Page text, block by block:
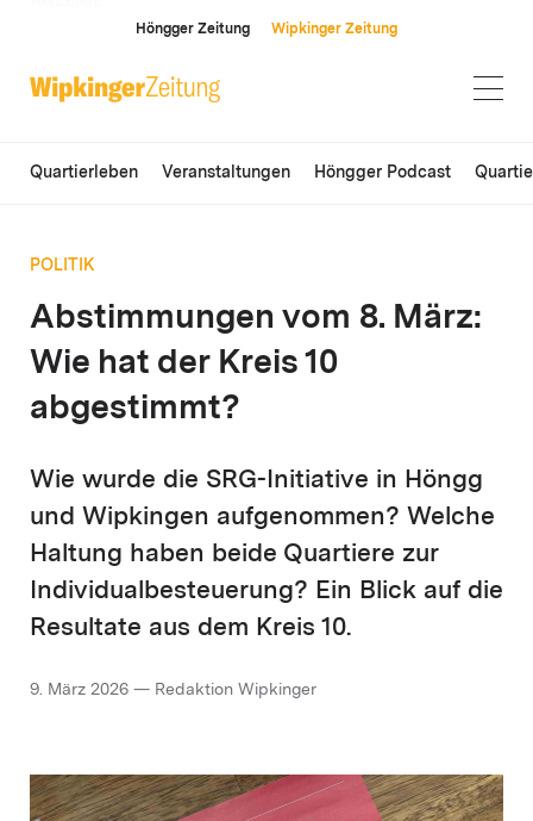
Höngger Zeitung Wipkinger Zeitung
Quartierleben Veranstaltungen Höngger Podcast
POLITIK
Abstimmungen vom 8. März:
Wie hat der Kreis 10
abgestimmt?
Wie wurde die SRG-Initiative in Höngg
und Wipkingen aufgenommen? Welche
Haltung haben beide Quartiere zur
Individualbesteuerung? Ein Blick auf die
Resultate aus dem Kreis 10.
9. März 2026 — Redaktion Wipkinger